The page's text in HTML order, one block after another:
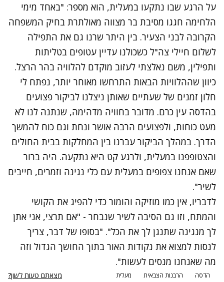
על הרגע שבו נתקעו במעלית, הוא מספר: "באחד מימי
הלחימה חגגו מסיבת בר מצווה מאולתרת בחיק המשפחה
הקרובה לבני הצעיר. בין היתר שרנו גם את התפילה
לשלום חיילי צה"ל כשכולנו עדיין עטופים בטליתות
ותפילין, משם נאלצתי לעזוב מוקדם להלוויה בהר הרצל.
כיוון שההלוויות הבאות התרחשו מאוחר יותר, נפתח לי
חלון זמנים של שעתיים שאותן ניצלנו לביקור פצועים
בהדסה עין כרם. מדובר בחוויה מדהימה, שנתנה לנו לא
מעט כוחות, ולפצועים הרבה אושר ונחת וגם כוח להמשך
הדרך. במהלך הביקור עברנו בין המחלקות בבית החולים
והצטופפנו במעלית, ולרגע קט היא נתקעה. היה ברור
שאם אנחנו צפופים במעלית עם כלי נגינה וזמרים, חייבים
לשיר".
לדבריו, אין כמו מוזיקה והומור כדי להפיג את הקושי
והמתח, וזו גם הסיבה לשיר שנבחר - "אם תרצי, אני אתן
לך מנגינה שתנגן לך את הכל". "בסופו של דבר, צריך
לנסות למצוא את נקודות האור בתוך החושך הגדול וזה
מה שאנחנו מנסים לעשות".
הדסה הרבנות הצבאית מעלית מצאתם טעות לשון?